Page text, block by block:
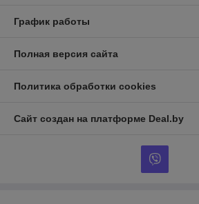
График работы
Полная версия сайта
Политика обработки cookies
Сайт создан на платформе Deal.by